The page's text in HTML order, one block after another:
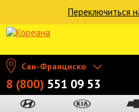
Переключиться
Сан-Франциско
8 (800) 551 09 53